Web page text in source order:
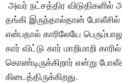
அவர் நட்சத்திர விடுதிகளில்
தங்கி இருந்தால்தான் போலீசில்
என்பதால் காரிலேயே
கார் விட்டு கார் மாறிமாறி
கொண்டிருக்கிறார் என்று
கிடைத்திருக்கிறது.